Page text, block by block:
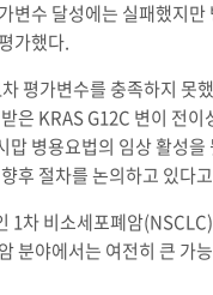
변수 달성에는 실패했지만
가했다.
평가변수를 충족하지 못
은 KRAS G12C 변이 전이
맙 병용요법의 임상 활성
후 절차를 논의하고 있다
1차 비소세포폐암
분야에서는 여전히 큰 가